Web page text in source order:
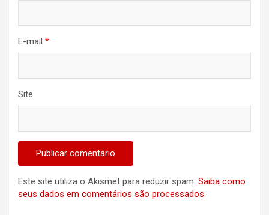
E-mail *
Site
Este site utiliza o Akismet para reduzir spam. Saiba como
seus dados em comentários são processados.